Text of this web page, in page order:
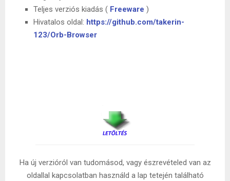
Teljes verziós kiadás ( Freeware )
Hivatalos oldal: https://github.com/takerin-
123/Orb-Browser
Ha új verzióról van tudomásod, vagy észrevételed van az
oldallal kapcsolatban használd a lap tetején található